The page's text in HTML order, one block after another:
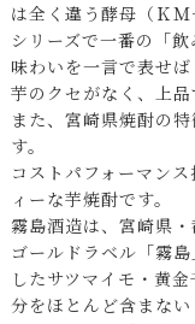
は全く違う酵母（ＫＭ
シリーズで一番の「飲
味わいを一言で表せば
芋のクセがなく、上品
また、宮崎県焼酎の
す。
コストパフォーマン
ィーな芋焼酎です。
霧島酒造は、宮崎県
ゴールドラベル「霧
したサツマイモ・黄
分をほとんど含まな